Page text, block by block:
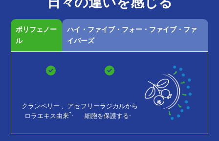
ポリフェノー
ル
ハイ・ファイブ・フォー・ファイブ・ファ
イバーズ
クランベリー 、アセ
ロラエキス由来*。
フリーラジカルから
細胞を保護する。